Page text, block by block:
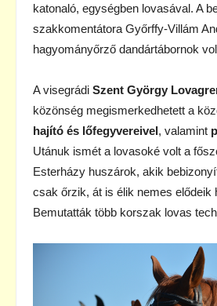
katonaló, egységben lovasával. A
szakkomentátora Győrffy-Villám
hagyományőrző dandártábornok
A visegrádi Szent György
közönség megismerkedhetett a
hajító és lőfegyvereivel, valamint
Utánuk ismét a lovasoké volt a
Esterházy huszárok, akik
csak őrzik, át is élik nemes elődeik
Bemutatták több korszak lovas